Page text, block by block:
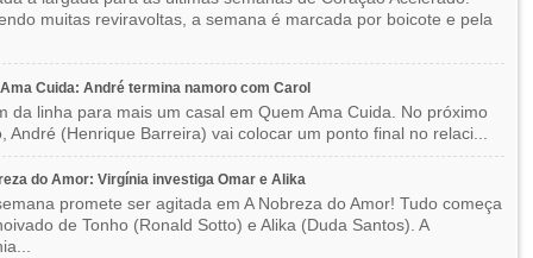
muitas reviravoltas, a semana é marcada por boicote e pela
Cuida: André termina namoro com Carol
da linha para mais um casal em Quem Ama Cuida. No próximo
André (Henrique Barreira) vai colocar um ponto final no relaci...
do Amor: Virgínia investiga Omar e Alika
promete ser agitada em A Nobreza do Amor! Tudo começa
de Tonho (Ronald Sotto) e Alika (Duda Santos). A